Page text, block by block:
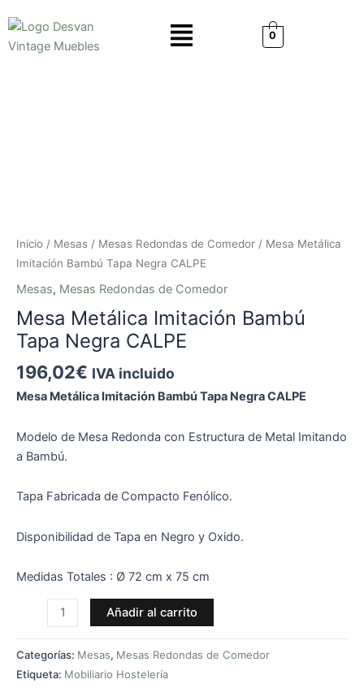
contenido
Menú
0
Inicio / Mesas / Mesas Redondas de Comedor / Mesa Metálica
Imitación Bambú Tapa Negra CALPE
Mesas, Mesas Redondas de Comedor
Mesa Metálica Imitación Bambú
Tapa Negra CALPE
196,02€ IVA incluido
Mesa Metálica Imitación Bambú Tapa Negra CALPE
Modelo de Mesa Redonda con Estructura de Metal Imitando
a Bambú.
Tapa Fabricada de Compacto Fenólico.
Disponibilidad de Tapa en Negro y Oxido.
Medidas Totales : Ø 72 cm x 75 cm
Añadir al carrito
Categorías: Mesas, Mesas Redondas de Comedor
Etiqueta: Mobiliario Hostelería